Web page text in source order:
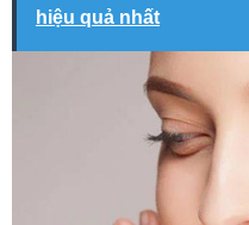
hiệu quả nhất